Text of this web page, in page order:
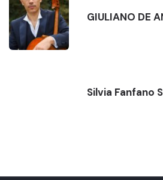
GIULIANO DE
Silvia Fanfano